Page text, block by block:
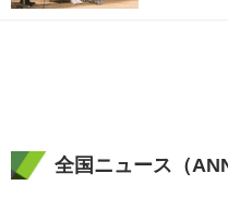
全国ニュース（